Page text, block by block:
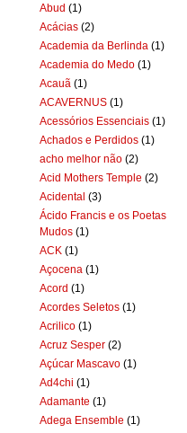
Abud (1)
Acácias (2)
Academia da Berlinda (1)
Academia do Medo (1)
Acauã (1)
ACAVERNUS (1)
Acessórios Essenciais (1)
Achados e Perdidos (1)
acho melhor não (2)
Acid Mothers Temple (2)
Acidental (3)
Ácido Francis e os Poetas
Mudos (1)
ACK (1)
Açocena (1)
Acord (1)
Acordes Seletos (1)
Acrilico (1)
Acruz Sesper (2)
Açúcar Mascavo (1)
Ad4chi (1)
Adamante (1)
Adega Ensemble (1)